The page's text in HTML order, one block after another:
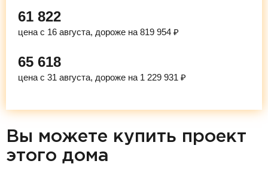
61 822
цена с 16 августа, дороже на 819 954 ₽
65 618
цена с 31 августа, дороже на 1 229 931 ₽
Вы можете купить проект
этого дома